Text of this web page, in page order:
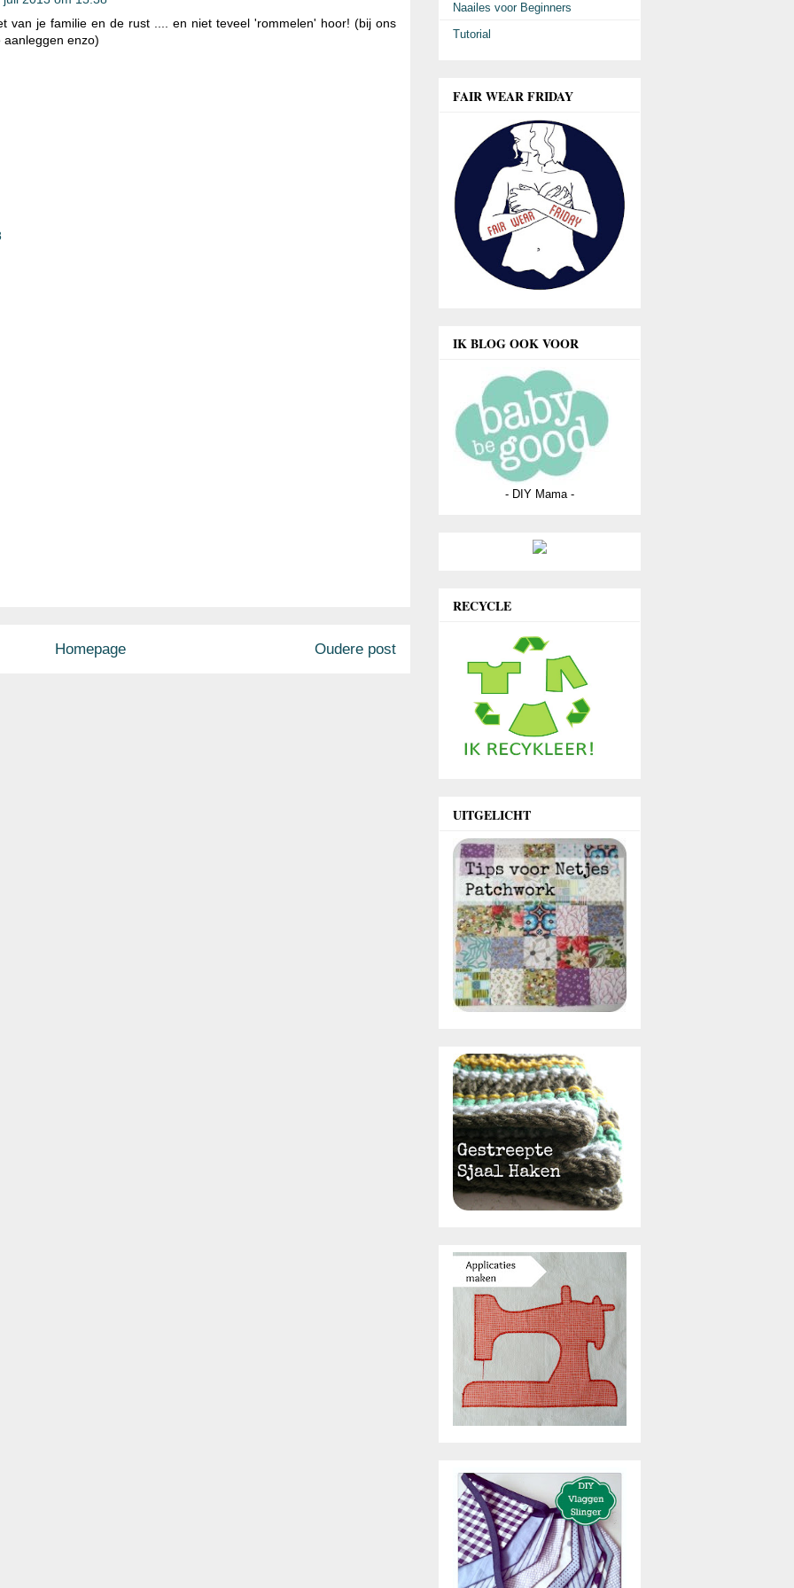
van je familie en de rust .... en niet teveel 'rommelen' hoor! (bij ons
enzo)
Oudere post
Homepage
Naailes voor Beginners
Tutorial
FAIR WEAR FRIDAY
IK BLOG OOK VOOR
- DIY Mama -
RECYCLE
UITGELICHT